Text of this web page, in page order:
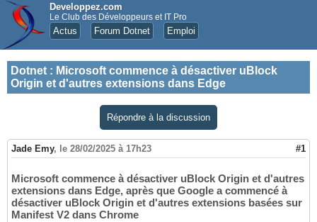
Developpez.com
Le Club des Développeurs et IT Pro
Actus Forum Dotnet Emploi
Dotnet : Microsoft commence à désactiver uBlock
Origin et d'autres extensions dans Edge
Répondre à la discussion
Jade Emy, le 28/02/2025 à 17h23 #1
Microsoft commence à désactiver uBlock Origin et d'autres
extensions dans Edge, après que Google a commencé à
désactiver uBlock Origin et d'autres extensions basées sur
Manifest V2 dans Chrome